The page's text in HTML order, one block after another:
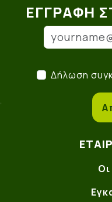
ΕΓΓΡΑΦΉ
Δήλωση